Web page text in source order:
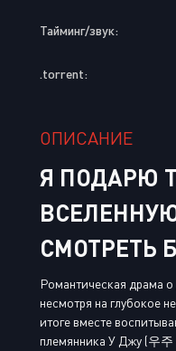
Тайминг/звук:
.torrent:
ОПИСАНИЕ
Я ПОДАРЮ
СМОТРЕТЬ
Романтическая драма о
несмотря на глубокое
итоге вместе
племянника У Джу (우